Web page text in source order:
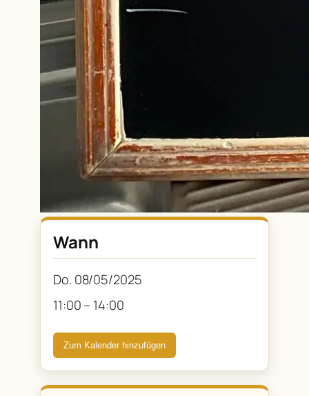
Wann
Do. 08/05/2025
11:00 – 14:00
Zum Kalender hinzufügen